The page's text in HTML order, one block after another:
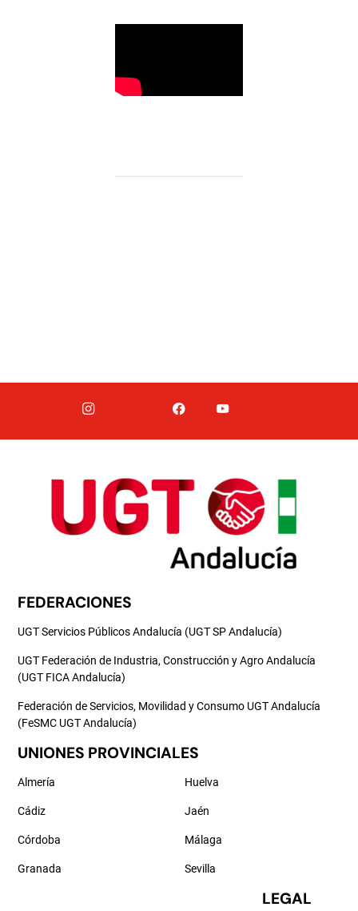
FEDERACIONES
UGT Servicios Públicos Andalucía (UGT SP Andalucía)
UGT Federación de Industria, Construcción y Agro Andalucía
(UGT FICA Andalucía)
Federación de Servicios, Movilidad y Consumo UGT Andalucía
(FeSMC UGT Andalucía)
UNIONES PROVINCIALES
Almería
Cádiz
Córdoba
Granada
Huelva
Jaén
Málaga
Sevilla
LEGAL